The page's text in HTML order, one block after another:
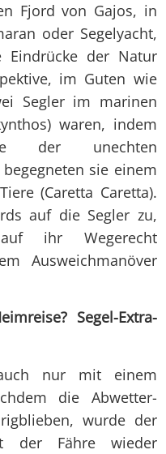
Fjord von Gajos, in
oder Segelyacht,
Eindrücke der Natur
im Guten wie
Segler im marinen
waren, indem
der unechten
sie einem
(Caretta Caretta).
auf die Segler zu,
ihr Wegerecht
Ausweichmanöver
Segel-Extra-
nur mit einem
die Abwetter-
wurde der
der Fähre wieder